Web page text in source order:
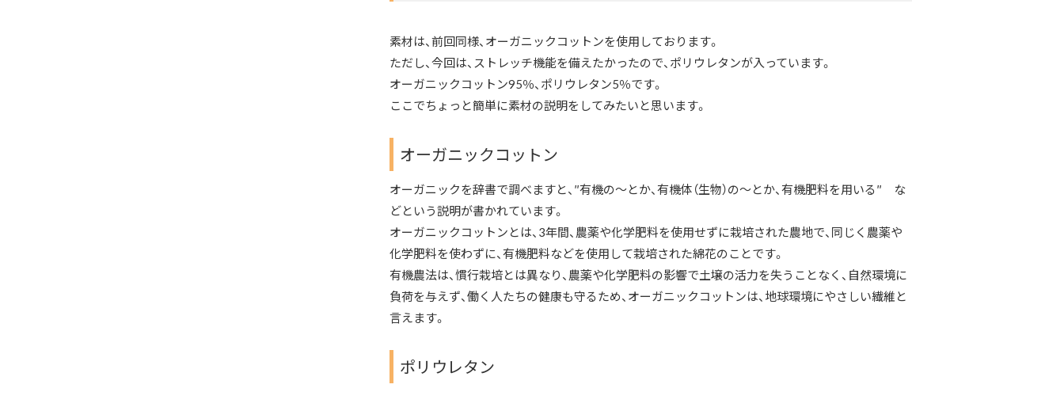
素材は、前回同様、オーガニックコットンを使用しております。
ただし、今回は、ストレッチ機能を備えたかったので、ポリウレタンが入っています。
オーガニックコットン95％、ポリウレタン5％です。
ここでちょっと簡単に素材の説明をしてみたいと思います。
オーガニックコットン
オーガニックを辞書で調べますと、″有機の～とか、有機体（生物）の～とか、有機肥料を用いる″ な
どという説明が書かれています。
オーガニックコットンとは、3年間、農薬や化学肥料を使用せずに栽培された農地で、同じく農薬や
化学肥料を使わずに、有機肥料などを使用して栽培された綿花のことです。
有機農法は、慣行栽培とは異なり、農薬や化学肥料の影響で土壌の活力を失うことなく、自然環境に
負荷を与えず、働く人たちの健康も守るため、オーガニックコットンは、地球環境にやさしい繊維と
言えます。
ポリウレタン